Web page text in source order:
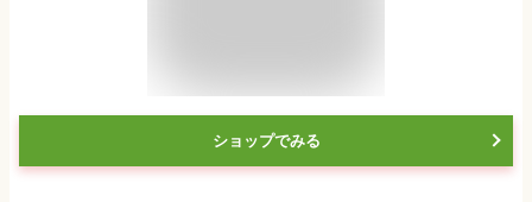
ショップでみる